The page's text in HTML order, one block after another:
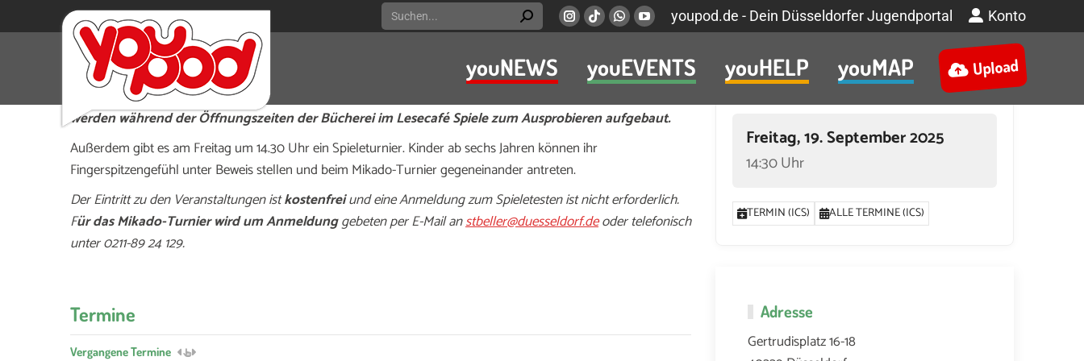
Search:
Instagram
opens
new
window
Viber
opens
in
new
window
Whatsapp
opens
in
new
window
YouTube
opens
in
new
window
youpod.de - Dein Düsseldorfer Jugendportal Konto
youNEWS youEVENTS youHELP youMAP Upload
Die Stadtteilbücherei Eller lädt im Rahmen der “Tage des Gesellschaftsspiels” am Freitag, 19.
September, und am Samstag, 20. September, zu “Stadt-Land-Spielt!” ein. Für Kinder und Erwachsene
werden während der Öffnungszeiten der Bücherei im Lesecafé Spiele zum Ausprobieren aufgebaut.
Außerdem gibt es am Freitag um 14.30 Uhr ein Spieleturnier. Kinder ab sechs Jahren können ihr
Fingerspitzengefühl unter Beweis stellen und beim Mikado-Turnier gegeneinander antreten.
Der Eintritt zu den Veranstaltungen istkostenfreiund eine Anmeldung zum Spieletesten ist nicht erforderlich.
Für das Mikado-Turnier wird um Anmeldunggebeten per E-Mail anstbeller@duesseldorf.deoder telefonisch
unter 0211-89 24 129.
Termine
Vergangene Termine
Freitag, 19. September 2025
14:30 Uhr
TERMIN (ICS) ALLE TERMINE (ICS)
Adresse
Gertrudisplatz 16-18